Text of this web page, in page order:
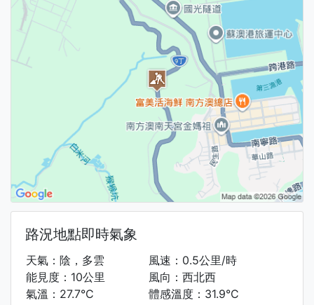
路況地點即時氣象
天氣：陰，多雲
能見度：10公里
氣溫：27.7°C
風速：0.5公里/時
風向：西北西
體感溫度：31.9°C